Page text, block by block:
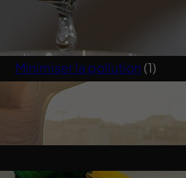
Infos du site
Méditation – Spiritualité
Minimiser la pollution (1)
Santé(5)